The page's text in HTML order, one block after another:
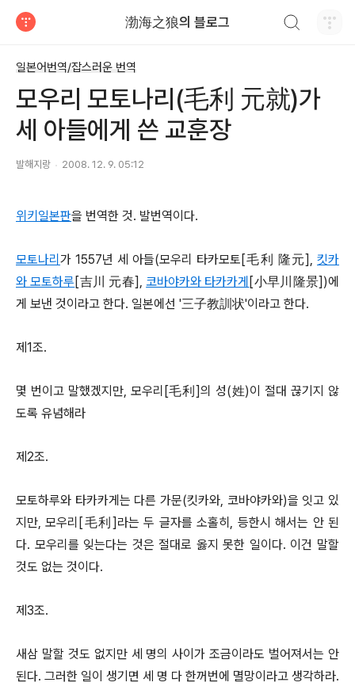
渤海之狼의 블로그
일본어번역/잡스러운 번역
모우리 모토나리(毛利 元就)가
세 아들에게 쓴 교훈장
발해지랑 2008. 12. 9. 05:12
위키일본판을 번역한 것. 발번역이다.
모토나리 가 1557년 세 아들(모우리 타카모토[毛利 隆元], 킷카
와 모토하루 [吉川 元春],코바야카와 타카카게 [小早川隆景])에
게 보낸 것이라고 한다. 일본에선 '三子教訓状'이라고 한다.
제1조.
몇 번이고 말했겠지만, 모우리[毛利]의 성(姓)이 절대 끊기지 않
도록 유념해라
제2조.
모토하루와 타카카게는 다른 가문(킷카와, 코바야카와)을 잇고 있
지만, 모우리[毛利]라는 두 글자를 소홀히, 등한시 해서는 안 된
다. 모우리를 잊는다는 것은 절대로 옳지 못한 일이다. 이건 말할
것도 없는 것이다.
제3조.
새삼 말할 것도 없지만 세 명의 사이가 조금이라도 벌어져서는 안
된다. 그러한 일이 생기면 세 명 다 한꺼번에 멸망이라고 생각하라.